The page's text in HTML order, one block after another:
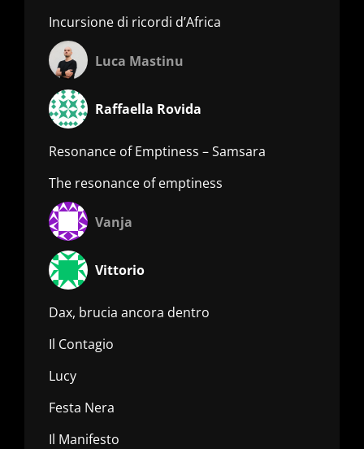
Incursione di ricordi d’Africa
Luca Mastinu
Raffaella Rovida
Resonance of Emptiness – Samsara
The resonance of emptiness
Vanja
Vittorio
Dax, brucia ancora dentro
Il Contagio
Lucy
Festa Nera
Il Manifesto